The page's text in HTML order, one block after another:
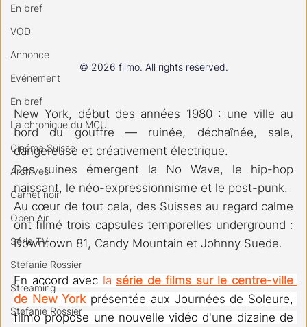
En bref
VOD
Annonce
Evénement
En bref
La chronique du MCU
Cinéma Suisse
Archives
Carnet noir
Open Air
Série TV
Stéfanie Rossier
Streaming
Stefanie Rossier
© 2026 filmo. All rights reserved.
New York, début des années 1980 : une ville au
bord du gouffre — ruinée, déchaînée, sale,
dangereuse et créativement électrique.
Des ruines émergent la No Wave, le hip-hop
naissant, le néo-expressionnisme et le post-punk.
Au cœur de tout cela, des Suisses au regard calme
ont filmé trois capsules temporelles underground :
Downtown 81, Candy Mountain et Johnny Suede.
En accord avec la série de films sur le centre-ville
de New York présentée aux Journées de Soleure,
filmo propose une nouvelle vidéo d'une dizaine de